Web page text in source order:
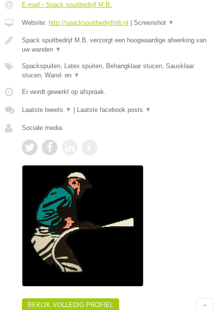
E-mail › Spack spuitbedrijf M.B.
Website: http://spackspuitbedrijfmb.nl Screenshot ▼
Spack spuitbedrijf M.B. verzorgt een hoogwaardige afwerking van
uw wanden ▼
Spackspuiten, Latex spuiten, Behangklaar stucen, Sausklaar
stucen, Wand- en ▼
Er wordt gewerkt op afspraak.
Laatste tweets ▼ Laatste facebook posts ▼
Sociale media:
BEKIJK VOLLEDIG PROFIEL